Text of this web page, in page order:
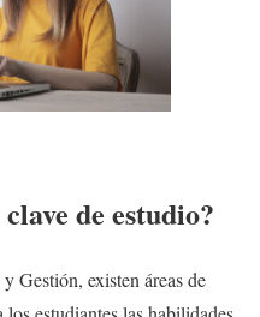
de estudio?
Gestión, existen áreas de